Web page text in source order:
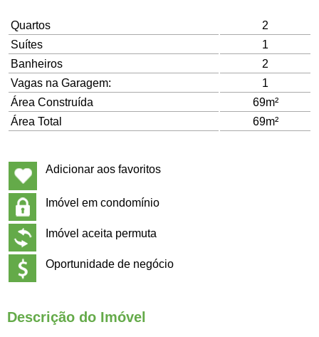
Quartos
2
Suítes
1
Banheiros
2
Vagas na Garagem:
1
Área Construída
69m²
Área Total
69m²
Adicionar aos favoritos
Imóvel em condomínio
Imóvel aceita permuta
Oportunidade de negócio
Descrição do Imóvel